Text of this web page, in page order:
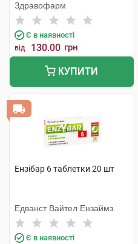
Здравофарм
Є в наявності
від 130.00 грн
КУПИТИ
Ензібар 6 таблетки 20 шт
Едванст Вайтел Ензаймз
Є в наявності